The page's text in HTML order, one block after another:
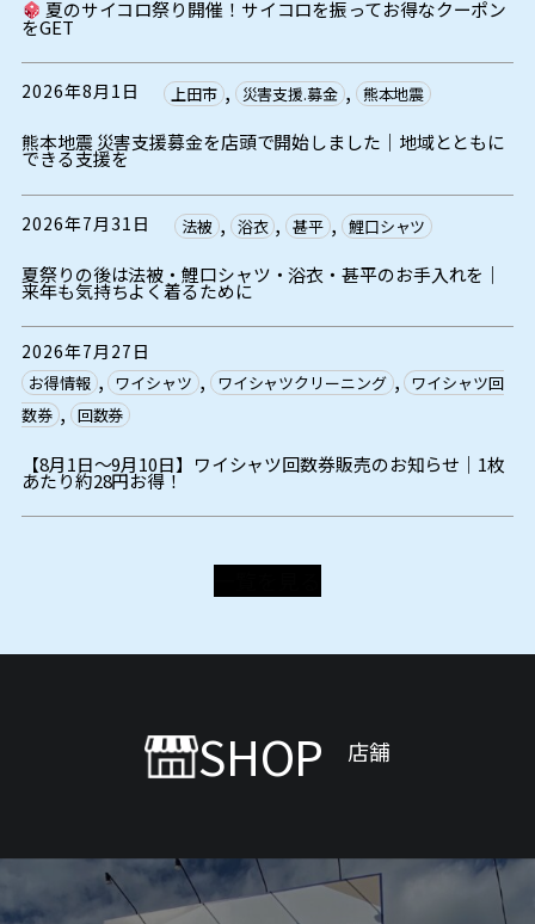
夏のサイコロ祭り開催！サイコロを振ってお得なクーポン
をGET
2026年8月1日 上田市 , 災害支援.募金 , 熊本地震
熊本地震 災害支援募金を店頭で開始しました｜地域とともに
できる支援を
2026年7月31日 法被 , 浴衣 , 甚平 , 鯉口シャツ
夏祭りの後は法被・鯉口シャツ・浴衣・甚平のお手入れを｜
来年も気持ちよく着るために
2026年7月27日
お得情報 , ワイシャツ , ワイシャツクリーニング , ワイシャツ回
数券 , 回数券
【8月1日～9月10日】ワイシャツ回数券販売のお知らせ｜1枚
あたり約28円お得！
SHOP 店舗